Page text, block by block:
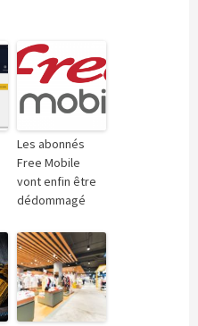
Les abonnés
Free Mobile
vont enfin être
dédommagé